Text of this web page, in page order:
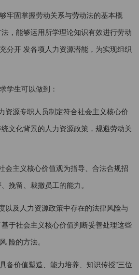
牢固掌握劳动关系与劳动法的基本概
，能够运用所学理论知识有效进行劳动
分开 发各项人力资源潜能，为实现组织
学生可以做到：
资源专职人员制定符合社会主义核心价
文化背景的人力资源政策，规避劳动关
会主义核心价值观为指导、合法合规招
挽留、裁撤员工的能力。
以及人力资源政策中存在的法律风险与
于社会主义核心价值判断妥善处理这些
险的方法。
备价值塑造、能力培养、知识传授"三位